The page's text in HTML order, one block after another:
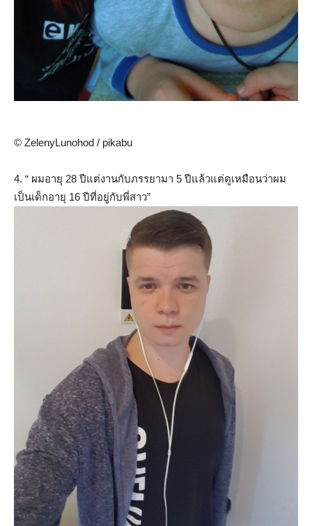
© ZelenyLunohod / pikabu
4. “ ผมอายุ 28 ปีแต่งานกับภรรยามา 5 ปีแล้วแต่ดูเหมือนว่าผม
เป็นเด็กอายุ 16 ปีที่อยู่กับพี่สาว”